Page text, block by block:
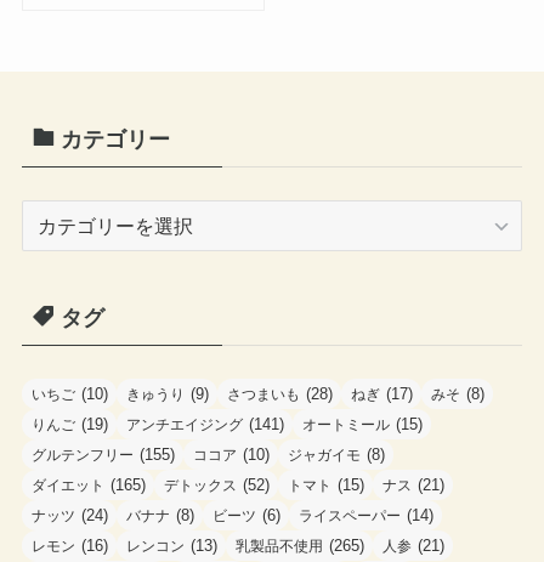
カテゴリー
タグ
いちご (10) きゅうり (9) さつまいも (28) ねぎ (17) みそ (8)
りんご (19) アンチエイジング (141) オートミール (15)
グルテンフリー (155) ココア (10) ジャガイモ (8)
ダイエット (165) デトックス (52) トマト (15) ナス (21)
ナッツ (24) バナナ (8) ビーツ (6) ライスペーパー (14)
レモン (16) レンコン (13) 乳製品不使用 (265) 人参 (21)